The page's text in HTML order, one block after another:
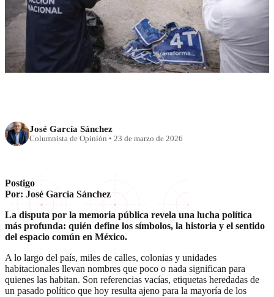
Las calles sin nombre
José García Sánchez
Columnista de Opinión • 23 de marzo de 2026
Postigo
Por: José García Sánchez
La disputa por la memoria pública revela una lucha política
más profunda: quién define los símbolos, la historia y el sentido
del espacio común en México.
A lo largo del país, miles de calles, colonias y unidades
habitacionales llevan nombres que poco o nada significan para
quienes las habitan. Son referencias vacías, etiquetas heredadas de
un pasado político que hoy resulta ajeno para la mayoría de los